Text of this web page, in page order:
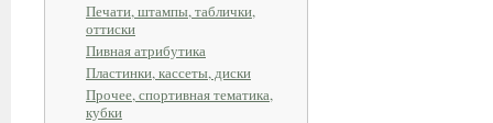
Печати, штампы, таблички,
оттиски
Пивная атрибутика
Пластинки, кассеты, диски
Прочее, спортивная тематика,
кубки